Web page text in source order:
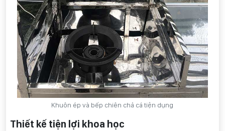
Khuôn ép và bếp chiên chả cá tiện dụng
Thiết kế tiện lợi khoa học